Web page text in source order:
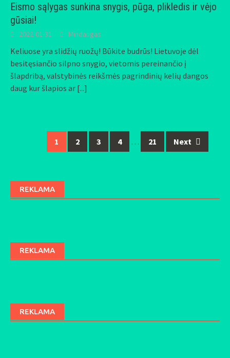
Eismo sąlygas sunkina snygis, pūga, plikledis ir vėjo
gūsiai!
2022-01-31 Mindaugas
Keliuose yra slidžių ruožų! Būkite budrūs! Lietuvoje dėl
besitęsiančio silpno snygio, vietomis pereinančio į
šlapdribą, valstybinės reikšmės pagrindinių kelių dangos
daug kur šlapios ar [...]
1 2 3 4 … 21 Next
REKLAMA
REKLAMA
REKLAMA